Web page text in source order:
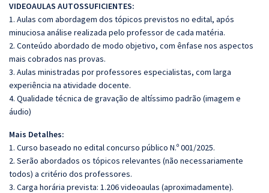
VIDEOAULAS AUTOSSUFICIENTES:
1. Aulas com abordagem dos tópicos previstos no edital, após
minuciosa análise realizada pelo professor de cada matéria.
2. Conteúdo abordado de modo objetivo, com ênfase nos aspectos
mais cobrados nas provas.
3. Aulas ministradas por professores especialistas, com larga
experiência na atividade docente.
4. Qualidade técnica de gravação de altíssimo padrão (imagem e
áudio)
Mais Detalhes:
1. Curso baseado no edital concurso público N.º 001/2025.
2. Serão abordados os tópicos relevantes (não necessariamente
todos) a critério dos professores.
3. Carga horária prevista: 1.206 videoaulas (aproximadamente).